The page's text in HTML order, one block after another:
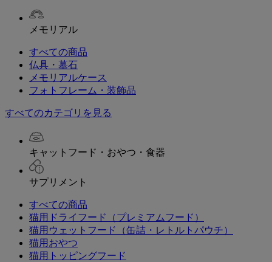
メモリアル
すべての商品
仏具・墓石
メモリアルケース
フォトフレーム・装飾品
すべてのカテゴリを見る
キャットフード・おやつ・食器
サプリメント
すべての商品
猫用ドライフード（プレミアムフード）
猫用ウェットフード（缶詰・レトルトパウチ）
猫用おやつ
猫用トッピングフード